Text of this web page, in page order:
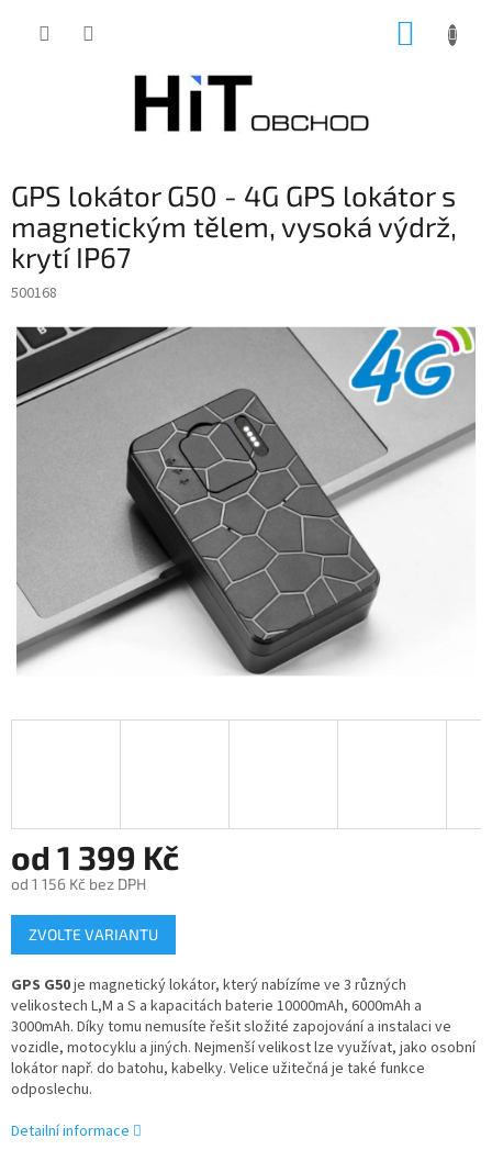
GPS lokátor G50 - 4G GPS lokátor s
magnetickým tělem, vysoká výdrž,
krytí IP67
500168
od 1 399 Kč
od 1 156 Kč bez DPH
Měrná
cena:
ZVOLTE VARIANTU
GPS G50je magnetický lokátor, který nabízíme ve 3 různých
velikostech L,M a S a kapacitách baterie 10000mAh, 6000mAh a
3000mAh. Díky tomu nemusíte řešit složité zapojování a instalaci ve
vozidle, motocyklu a jiných. Nejmenší velikost lze využívat, jako osobní
lokátor např. do batohu, kabelky. Velice užitečná je také funkce
odposlechu.
Detailní informace